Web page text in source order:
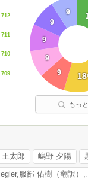
709
710
711
712
18
9
9
9
9
9
もっ
太郎 嶋野 夕陽
John